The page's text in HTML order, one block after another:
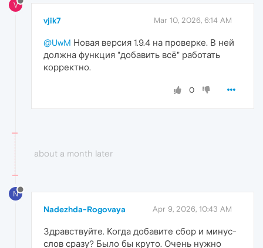
V
vjik7 Mar 10, 2026, 6:14 AM
@UwM Новая версия 1.9.4 на проверке. В ней
должна функция "добавить всё" работать
корректно.
0
about a month later
N
Nadezhda-Rogovaya Apr 9, 2026, 10:43 AM
Здравствуйте. Когда добавите сбор и минус-
слов сразу? Было бы круто. Очень нужно